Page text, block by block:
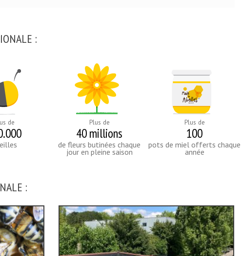
:
de Plus de
40 millions
de fleurs butinées chaque
jour en pleine saison
Plus de
100
pots de miel offerts chaque
année
: